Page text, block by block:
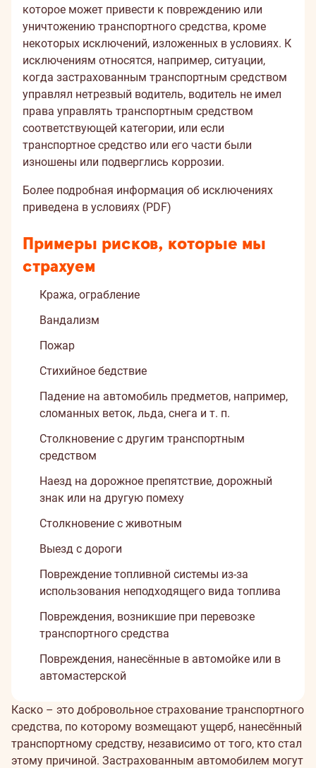
которое может привести к повреждению или
уничтожению транспортного средства, кроме
некоторых исключений, изложенных в условиях. К
исключениям относятся, например, ситуации,
когда застрахованным транспортным средством
управлял нетрезвый водитель, водитель не имел
права управлять транспортным средством
соответствующей категории, или если
транспортное средство или его части были
изношены или подверглись коррозии.
Более подробная информация об исключениях
приведена в условиях (PDF)
Примеры рисков, которые мы
страхуем
Кража, ограбление
Вандализм
Пожар
Стихийное бедствие
Падение на автомобиль предметов, например,
сломанных веток, льда, снега и т. п.
Столкновение с другим транспортным
средством
Наезд на дорожное препятствие, дорожный
знак или на другую помеху
Столкновение с животным
Выезд с дороги
Повреждение топливной системы из-за
использования неподходящего вида топлива
Повреждения, возникшие при перевозке
транспортного средства
Повреждения, нанесённые в автомойке или в
автомастерской
О
страховании
Каско – это добровольное страхование транспортного
средства, по которому возмещают ущерб, нанесённый
транспортному средству, независимо от того, кто стал
этому причиной. Застрахованным автомобилем могут